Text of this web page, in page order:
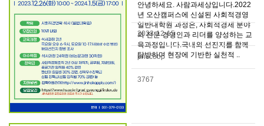
안녕하세요. 사람과세상입니다.2022
년 오산캠퍼스에 신설된 사회적경영
일반대학원 과정은, 사회적경제 분야
의 전문 경영인과 리더를 양성하는 교
육과정입니다.국내외 선진지를 함께
탐방하며 현장에 기반한 실천적 ..
2023-12-15
pnscoop
3767